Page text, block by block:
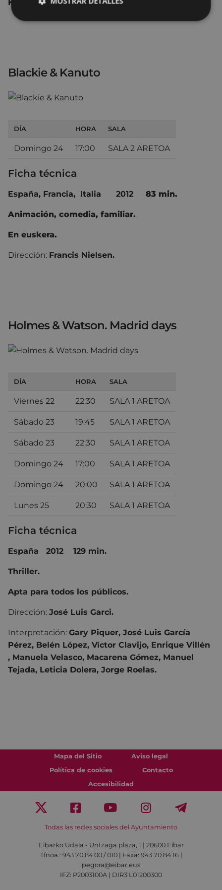
Kateb, Scott Adkins, James Gandolfini.
Blackie & Kanuto
DÍA HORA SALA
Domingo 24 17:00 SALA 2 ARETOA
Ficha técnica
España, Francia, Italia 2012 83 min.
Animación, comedia, familiar.
En euskera.
Dirección: Francis Nielsen.
Holmes & Watson. Madrid days
DÍA HORA SALA
Viernes 22 22:30 SALA 1 ARETOA
Sábado 23 19:45 SALA 1 ARETOA
Sábado 23 22:30 SALA 1 ARETOA
Domingo 24 17:00 SALA 1 ARETOA
Domingo 24 20:00 SALA 1 ARETOA
Lunes 25 20:30 SALA 1 ARETOA
Ficha técnica
España 2012 129 min.
Thriller.
Apta para todos los públicos.
Dirección: José Luis Garci.
Interpretación: Gary Piquer, José Luis García
Pérez, Belén López, Víctor Clavijo, Enrique Villén
, Manuela Velasco, Macarena Gómez, Manuel
Tejada, Leticia Dolera, Jorge Roelas.
Mapa del Sitio
Aviso legal
Política de cookies
Contacto
Accesibilidad
Todas las redes sociales del Ayuntamiento
Eibarko Udala - Untzaga plaza, 1 | 20600 Eibar
Tfnoa.: 943 70 84 00 / 010 | Faxa: 943 70 84 16 |
pegora@eibar.eus
IFZ: P2003100A | DIR3 L01200300